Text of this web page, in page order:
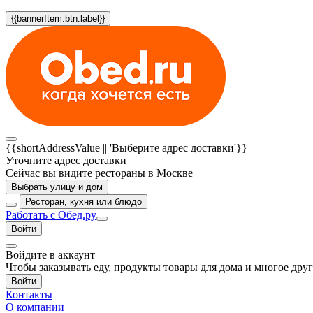
{{bannerItem.btn.label}}
{{shortAddressValue || 'Выберите адрес доставки'}}
Уточните адрес доставки
Сейчас вы видите рестораны в Москве
Выбрать улицу и дом
Ресторан, кухня или блюдо
Работать с Обед.ру
Войти
Войдите в аккаунт
Чтобы заказывать еду, продукты товары для дома и многое
Войти
Контакты
О компании